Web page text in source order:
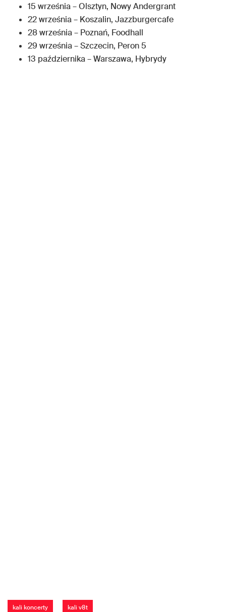
15 września – Olsztyn, Nowy Andergrant
22 września – Koszalin, Jazzburgercafe
28 września – Poznań, Foodhall
29 września – Szczecin, Peron 5
13 października – Warszawa, Hybrydy
kali koncerty kali v8t